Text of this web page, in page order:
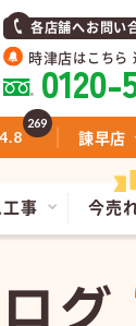
各店舗へお問
時津店はこちら
0120-
今売
事
4.8
269
諫早店